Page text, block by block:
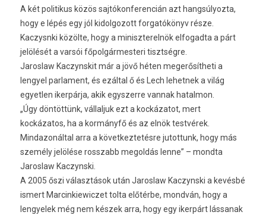
A két politikus közös sajtókonferencián azt hangsúlyozta,
hogy e lépés egy jól kidolgozott forgatókönyv része.
Kaczysnki közölte, hogy a miniszterelnök elfogadta a párt
jelölését a varsói főpolgármesteri tisztségre.
Jaroslaw Kaczynskit már a jövő héten megerősítheti a
lengyel parlament, és ezáltal ő és Lech lehetnek a világ
egyetlen ikerpárja, akik egyszerre vannak hatalmon.
„Úgy döntöttünk, vállaljuk ezt a kockázatot, mert
kockázatos, ha a kormányfő és az elnök testvérek.
Mindazonáltal arra a következtetésre jutottunk, hogy más
személy jelölése rosszabb megoldás lenne” – mondta
Jaroslaw Kaczynski.
A 2005 őszi választások után Jaroslaw Kaczynski a kevésbé
ismert Marcinkiewiczet tolta előtérbe, mondván, hogy a
lengyelek még nem készek arra, hogy egy ikerpárt lássanak